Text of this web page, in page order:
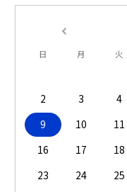
日 月 火
2
3 4
9
10 11
16
17 18
23
24 25